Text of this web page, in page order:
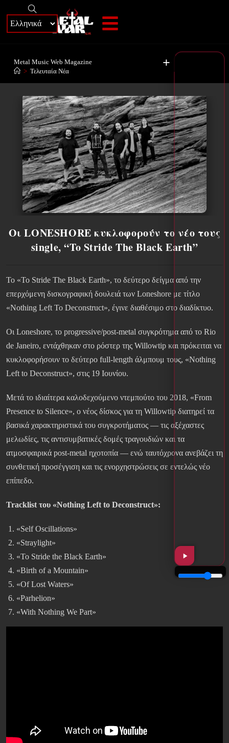
+
Metal Music Web Magazine
> Τελευταία Νέα
Οι LONESHORE κυκλοφορούν το νέο τους
single, “To Stride The Black Earth”
Το «To Stride The Black Earth», το δεύτερο δείγμα από την
επερχόμενη δισκογραφική δουλειά των Loneshore με τίτλο
«Nothing Left To Deconstruct», έγινε διαθέσιμο στο διαδίκτυο.
Οι Loneshore, το progressive/post-metal συγκρότημα από το Rio
de Janeiro, εντάχθηκαν στο ρόστερ της Willowtip και πρόκειται να
κυκλοφορήσουν το δεύτερο full-length άλμπουμ τους, «Nothing
Left to Deconstruct», στις 19 Ιουνίου.
Μετά το ιδιαίτερα καλοδεχούμενο ντεμπούτο του 2018, «From
Presence to Silence», ο νέος δίσκος για τη Willowtip διατηρεί τα
βασικά χαρακτηριστικά του συγκροτήματος — τις αξέχαστες
μελωδίες, τις αντισυμβατικές δομές τραγουδιών και τα
ατμοσφαιρικά post-metal ηχοτοπία — ενώ ταυτόχρονα ανεβάζει τη
συνθετική προσέγγιση και τις ενορχηστρώσεις σε εντελώς νέο
επίπεδο.
Tracklist του «Nothing Left to Deconstruct»:
«Self Oscillations»
«Straylight»
«To Stride the Black Earth»
«Birth of a Mountain»
«Of Lost Waters»
«Parhelion»
«With Nothing We Part»